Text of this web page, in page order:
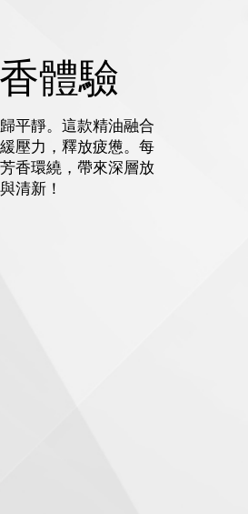
體驗
平靜。這款精油融合
壓力，釋放疲憊。每
香環繞，帶來深層放
清新！